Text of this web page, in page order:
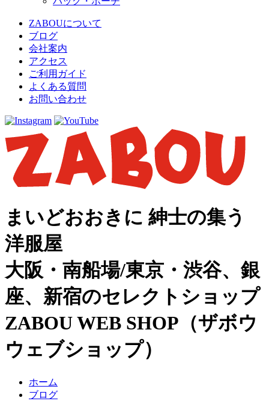
ZABOUについて
ブログ
会社案内
アクセス
ご利用ガイド
よくある質問
お問い合わせ
まいどおおきに 紳士の集う
洋服屋
大阪・南船場/東京・渋谷、銀
座、新宿のセレクトショップ
ZABOU WEB SHOP（ザボウ
ウェブショップ）
ホーム
ブログ